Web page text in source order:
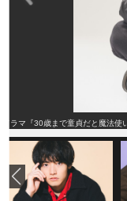
ドラマ『30歳まで童貞だと魔法